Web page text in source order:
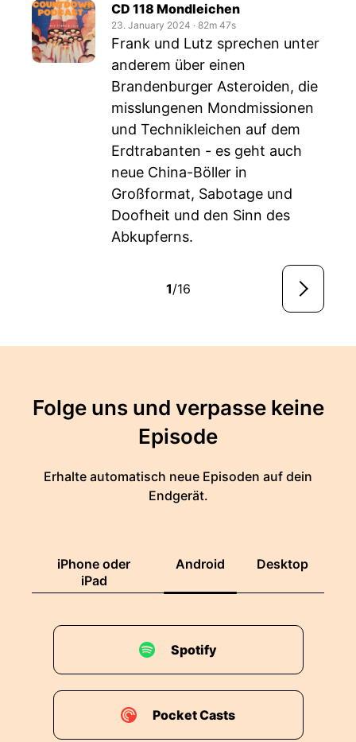
CD 118 Mondleichen
23. January 2024 ‧ 82m 47s
Frank und Lutz sprechen unter
anderem über einen
Brandenburger Asteroiden, die
misslungenen Mondmissionen
und Technikleichen auf dem
Erdtrabanten - es geht auch
neue China-Böller in
Großformat, Sabotage und
Doofheit und den Sinn des
Abkupferns.
1/16
Folge uns und verpasse keine
Episode
Erhalte automatisch neue Episoden auf dein
Endgerät.
iPhone oder
iPad
Android Desktop
Spotify
Pocket Casts